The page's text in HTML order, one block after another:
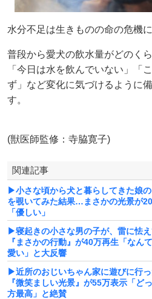
水分不足は生きものの命の危機に
普段から愛犬の飲水量がどのく
「今日は水を飲んでいない」「
ず」など変化に気づけるように
す。
(獣医師監修：寺脇寛子)
関連記事
▶小さな頃から犬と暮らしてきた娘
を覗いてみた結果…まさかの光景が
「優しい」
▶寝起きの小さな男の子が、雷に怯
『まさかの行動』が40万再生「なん
愛い」と大反響
▶近所のおじいちゃん家に遊びに行
『微笑ましい光景』が55万表示「ど
方最高」と絶賛